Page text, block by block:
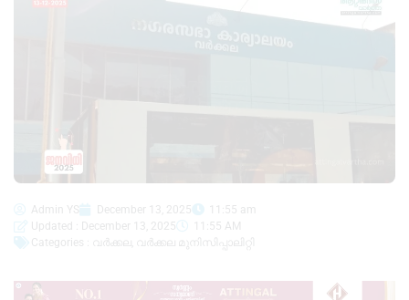
Admin YS December 13, 2025
11:55 am
Updated : December 13, 2025
11:55 AM
Categories :
വർക്കല വർക്കല മുനിസിപ്പാലിറ്റി